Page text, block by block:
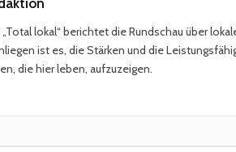
lokal“ berichtet die Rundschau über
ist es, die Stärken und die
die hier leben, aufzuzeigen.